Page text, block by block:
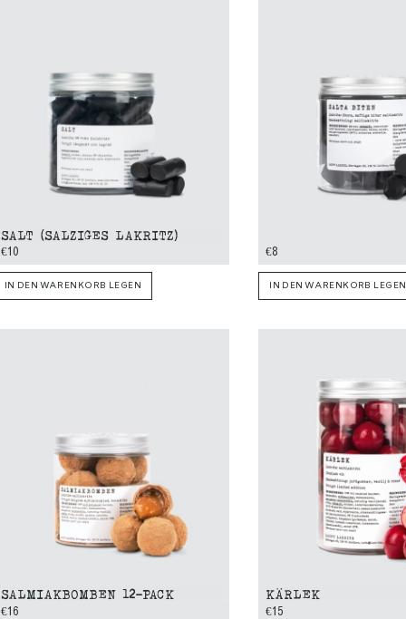
SALT (SALZIGES LAKRITZ)
€10
IN DEN WARENKORB LEGEN
€8
IN DEN WARENKORB LEGEN
SALMIAKBOMBEN 12-PACK
€16
KÄRLEK
€15